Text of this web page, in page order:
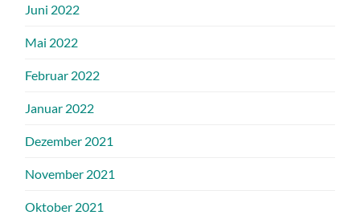
Juni 2022
Mai 2022
Februar 2022
Januar 2022
Dezember 2021
November 2021
Oktober 2021